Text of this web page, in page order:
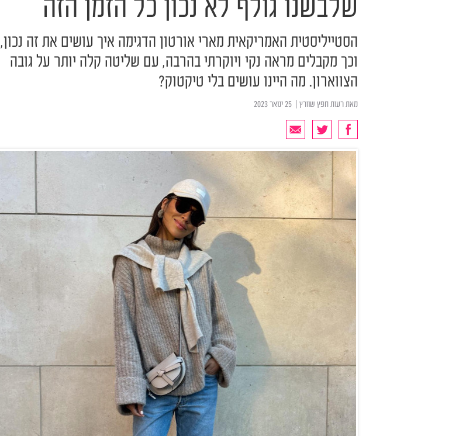
שלבשנו גולף לא נכון כל הזמן הזה
הסטייליסטית האמריקאית מארי אורטון הדגימה איך עושים את זה נכון,
וכך מקבלים מראה נקי ויוקרתי בהרבה, עם שליטה קלה יותר על גובה
הצווארון. מה היינו עושים בלי טיקטוק?
מאתרעות חפץ שוורץ